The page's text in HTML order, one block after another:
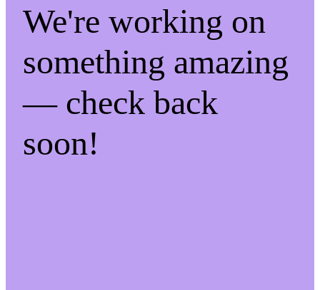
We're working on
something amazing
— check back
soon!